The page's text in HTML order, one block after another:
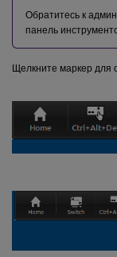
Обратитесь к
панель
Щелкните маркер для